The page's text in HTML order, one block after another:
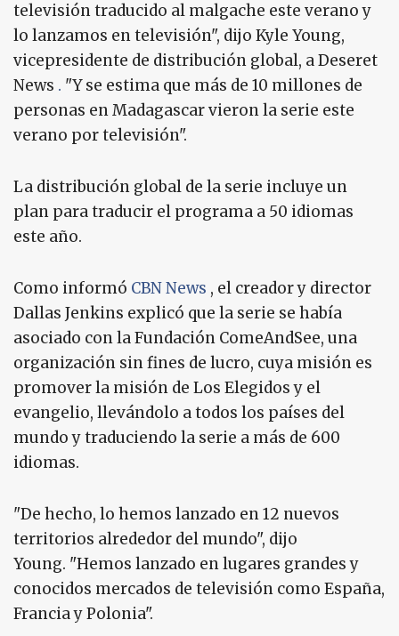
televisión traducido al malgache este verano y
lo lanzamos en televisión", dijo Kyle Young,
vicepresidente de distribución global, a Deseret
News . "Y se estima que más de 10 millones de
personas en Madagascar vieron la serie este
verano por televisión".
La distribución global de la serie incluye un
plan para traducir el programa a 50 idiomas
este año.
Como informó CBN News , el creador y director
Dallas Jenkins explicó que la serie se había
asociado con la Fundación ComeAndSee, una
organización sin fines de lucro, cuya misión es
promover la misión de Los Elegidos y el
evangelio, llevándolo a todos los países del
mundo y traduciendo la serie a más de 600
idiomas.
"De hecho, lo hemos lanzado en 12 nuevos
territorios alrededor del mundo", dijo
Young. "Hemos lanzado en lugares grandes y
conocidos mercados de televisión como España,
Francia y Polonia".